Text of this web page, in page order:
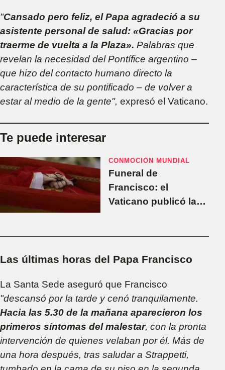
"Cansado pero feliz, el Papa agradeció a su
asistente personal de salud: «Gracias por
traerme de vuelta a la Plaza». Palabras que
revelan la necesidad del Pontífice argentino –
que hizo del contacto humano directo la
característica de su pontificado – de volver a
estar al medio de la gente", expresó el Vaticano.
Te puede interesar
CONMOCIÓN MUNDIAL
Funeral de
Francisco: el
Vaticano publicó las
Las últimas horas del Papa Francisco
La Santa Sede aseguró que Francisco
"descansó por la tarde y cenó tranquilamente.
Hacia las 5.30 de la mañana aparecieron los
primeros síntomas del malestar, con la pronta
intervención de quienes velaban por él. Más de
una hora después, tras saludar a Strappetti,